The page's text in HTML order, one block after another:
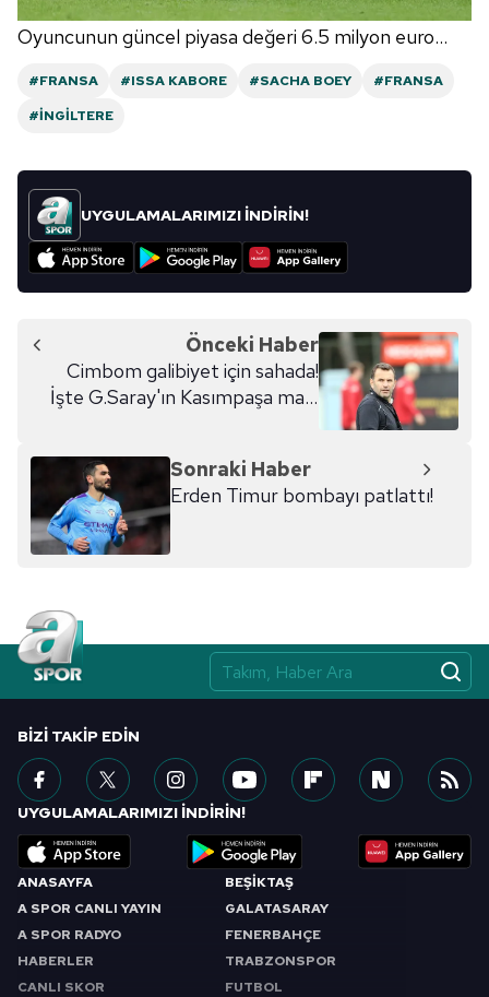
Oyuncunun güncel piyasa değeri 6.5 milyon euro...
#FRANSA #ISSA KABORE #SACHA BOEY
#FRANSA
#İNGILTERE
UYGULAMALARIMIZI İNDİRİN!
Önceki Haber
Cimbom galibiyet için sahada!
İşte G.Saray'ın Kasımpaşa maçı
Sonraki Haber
Erden Timur bombayı patlattı!
ANASAYFA
A SPOR CANLI YAYIN
A SPOR RADYO
HABERLER
CANLI SKOR
BEŞİKTAŞ
GALATASARAY
FENERBAHÇE
TRABZONSPOR
FUTBOL
BIZI TAKIP EDIN
UYGULAMALARIMIZI İNDİRİN!